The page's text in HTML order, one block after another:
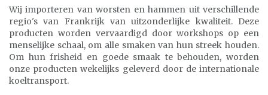
Wij importeren van worsten en hammen uit verschillende
regio's van Frankrijk van uitzonderlijke kwaliteit. Deze
producten worden vervaardigd door workshops op een
menselijke schaal, om alle smaken van hun streek houden.
Om hun frisheid en goede smaak te behouden, worden
onze producten wekelijks geleverd door de internationale
koeltransport.